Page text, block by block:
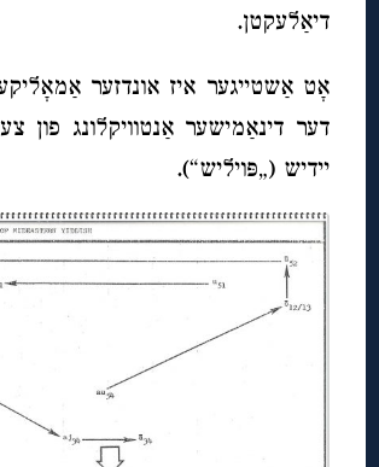
דיאַלעקטן.
אָט אַשטייגער איז אונדזער
דער דינאַמישער אַנטוויקלונג פון
יידיש („פּויליש“).